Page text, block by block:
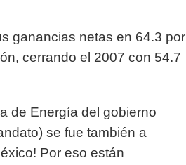
ganancias netas en 64.3 por
cerrando el 2007 con 54.7
de Energía del gobierno
se fue también a
Por eso están